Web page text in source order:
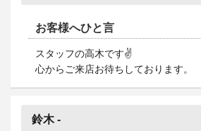
お客様へひと言
スタッフの高木です✌
心からご来店お待ちしております。
鈴木 -